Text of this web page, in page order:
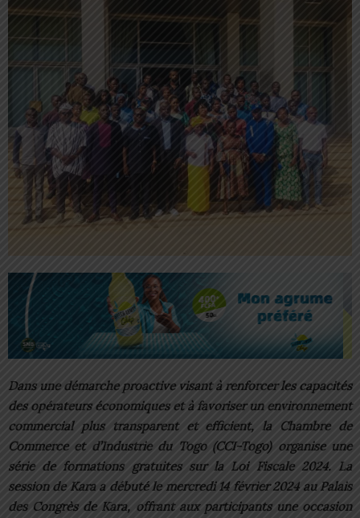
Dans une démarche proactive visant à renforcer les capacités
des opérateurs économiques et à favoriser un environnement
commercial plus transparent et efficient, la Chambre de
Commerce et d’Industrie du Togo (CCI-Togo) organise une
série de formations gratuites sur la Loi Fiscale 2024. La
session de Kara a débuté le mercredi 14 février 2024 au Palais
des Congrès de Kara, offrant aux participants une occasion